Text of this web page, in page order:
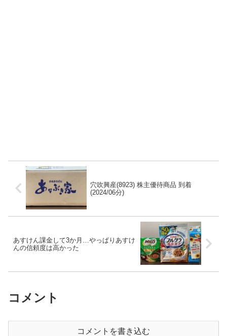
穴吹興産(8923) 株主優待商品 到着
(2024/06分)
あすけん課金して3か月…やっぱりあすけ
んの信頼度は高かった
コメント
コメントを書き込む